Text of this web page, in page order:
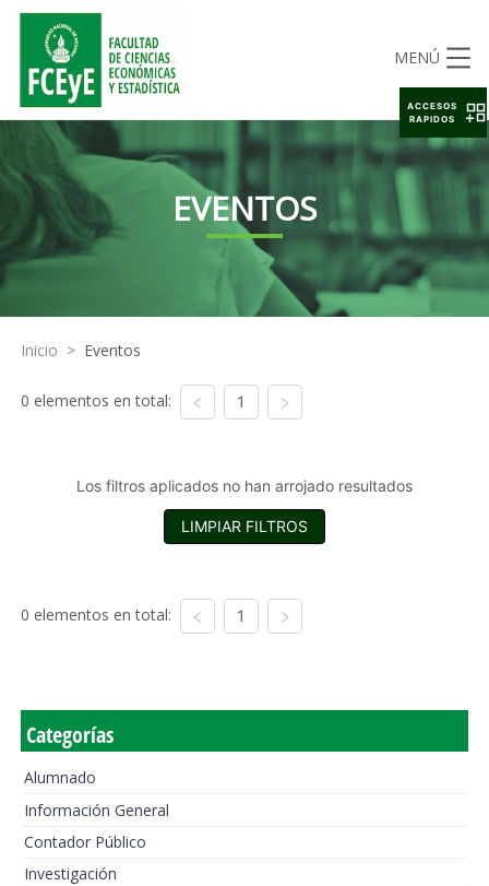
MENÚ
EVENTOS
Inicio > Eventos
0 elementos en total: 1
Los filtros aplicados no han arrojado resultados
LIMPIAR FILTROS
0 elementos en total: 1
Categorías
Alumnado
Información General
Contador Público
Investigación
ACCESOS
RAPIDOS